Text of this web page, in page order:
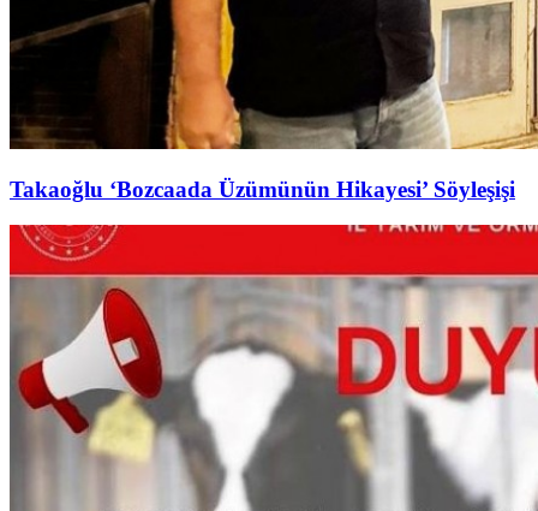
Takaoğlu ‘Bozcaada Üzümünün Hikayesi’ Söyleşişi